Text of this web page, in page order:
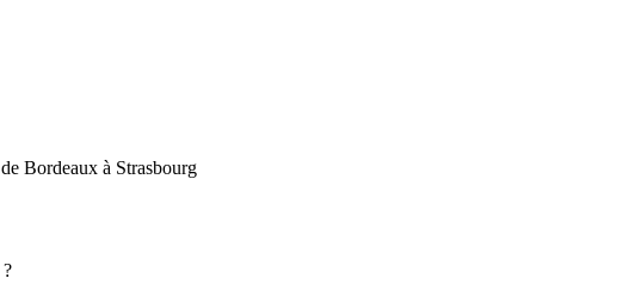
Bordeaux à Strasbourg